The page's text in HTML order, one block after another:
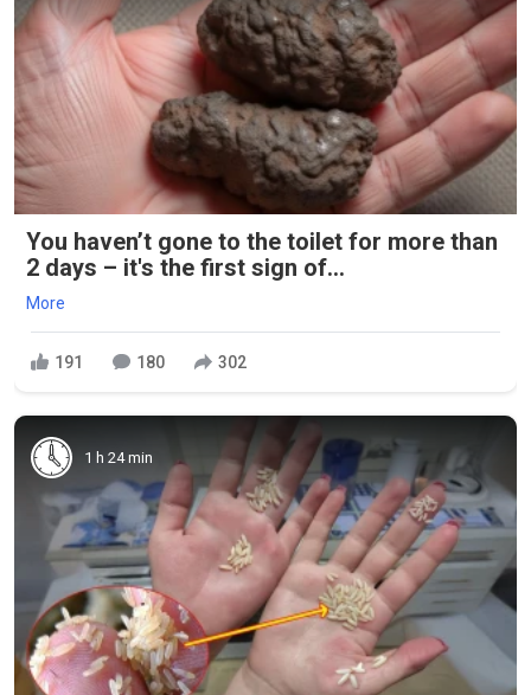
You haven’t gone to the toilet for more than
2 days – it's the first sign of...
More
191 180 302
1 h 24 min